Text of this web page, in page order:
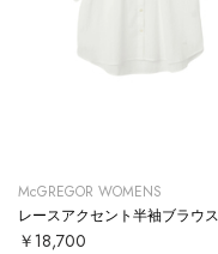
McGREGOR WOMENS
レースアクセント半袖ブラウス
￥18,700